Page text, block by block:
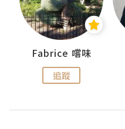
Fabrice 嚐味
追蹤